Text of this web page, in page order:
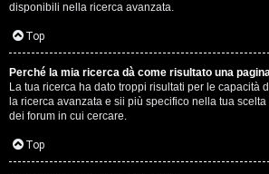
disponibili nella ricerca avanzata.
Top
Perché la mia ricerca dà come risultato una
La tua ricerca ha dato troppi risultati per le capacità
la ricerca avanzata e sii più specifico nella tua
dei forum in cui cercare.
Top